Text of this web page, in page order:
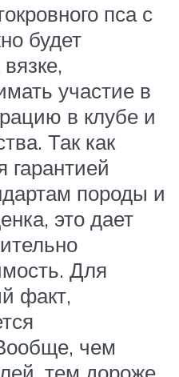
пса с
будет
участие в
в клубе и
Так как
гарантией
породы и
это дает
Для
факт,
чем